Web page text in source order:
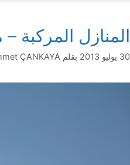
المنازل
30 يوليو 2013 بقلم ÇANKAYA